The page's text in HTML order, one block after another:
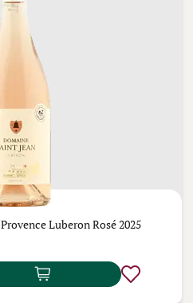
Provence Luberon Rosé 2025